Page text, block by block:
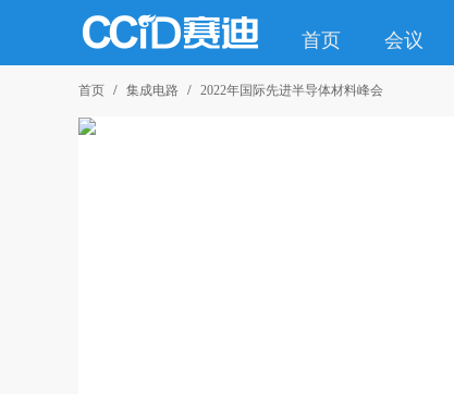
首页 会议
首页 集成电路 2022年国际先进半导体材料峰会